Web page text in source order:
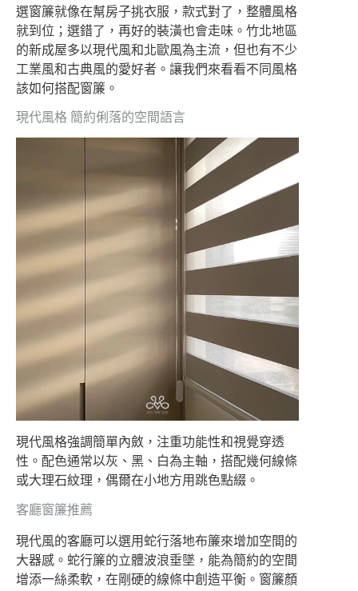
選窗簾就像在幫房子挑衣服，款式對了，整體風格
就到位；選錯了，再好的裝潢也會走味。竹北地區
的新成屋多以現代風和北歐風為主流，但也有不少
工業風和古典風的愛好者。讓我們來看看不同風格
該如何搭配窗簾。
現代風格 簡約俐落的空間語言
現代風格強調簡單內斂，注重功能性和視覺穿透
性。配色通常以灰、黑、白為主軸，搭配幾何線條
或大理石紋理，偶爾在小地方用跳色點綴。
客廳窗簾推薦
現代風的客廳可以選用蛇行落地布簾來增加空間的
大器感。蛇行簾的立體波浪垂墜，能為簡約的空間
增添一絲柔軟，在剛硬的線條中創造平衡。窗簾顏